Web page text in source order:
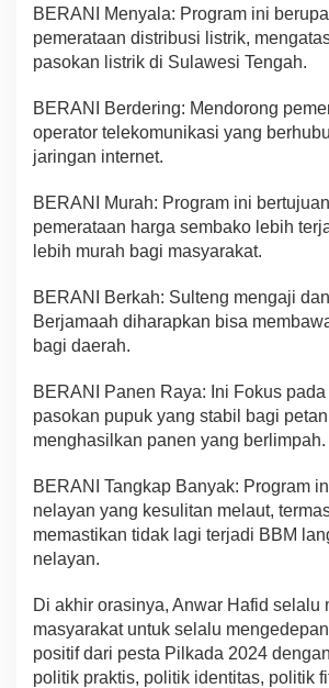
BERANI Menyala: Program ini
pemerataan distribusi listrik,
pasokan listrik di Sulawesi Tengah.
BERANI Berdering: Mendorong
operator telekomunikasi yang
jaringan internet.
BERANI Murah: Program ini
pemerataan harga sembako lebih
lebih murah bagi masyarakat.
BERANI Berkah: Sulteng mengaji
Berjamaah diharapkan bisa
bagi daerah.
BERANI Panen Raya: Ini Fokus
pasokan pupuk yang stabil bagi
menghasilkan panen yang berlimpah.
BERANI Tangkap Banyak: Program
nelayan yang kesulitan melaut,
memastikan tidak lagi terjadi BBM
nelayan.
Di akhir orasinya, Anwar Hafid selalu
masyarakat untuk selalu
positif dari pesta Pilkada 2024
politik praktis, politik identitas, politik